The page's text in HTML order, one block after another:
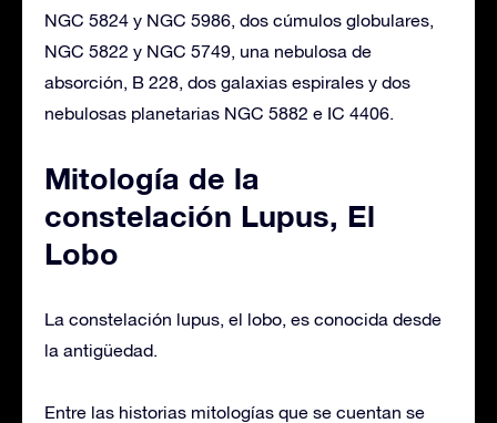
NGC 5824 y NGC 5986, dos cúmulos globulares,
NGC 5822 y NGC 5749, una nebulosa de
absorción, B 228, dos galaxias espirales y dos
nebulosas planetarias NGC 5882 e IC 4406.
Mitología de la
constelación Lupus, El
Lobo
La constelación lupus, el lobo, es conocida desde
la antigüedad.
Entre las historias mitologías que se cuentan se